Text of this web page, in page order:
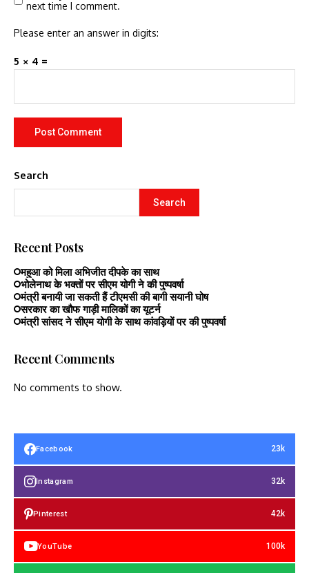
next time I comment.
Please enter an answer in digits:
5 × 4 =
Search
Search
Recent Posts
महुआ को मिला अभिजीत दीपके का साथ
भोलेनाथ के भक्तों पर सीएम योगी ने की पुष्पवर्षा
मंत्री बनायी जा सकती हैं टीएमसी की बागी सयानी घोष
सरकार का खौफ गाड़ी मालिकों का यूटर्न
मंत्री सांसद ने सीएम योगी के साथ कांवड़ियों पर की पुष्पवर्षा
Recent Comments
No comments to show.
Facebook 23k
Instagram 32k
Pinterest 42k
YouTube 100k